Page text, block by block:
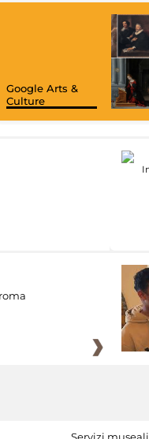
Google Arts &
Culture
Servizi museali